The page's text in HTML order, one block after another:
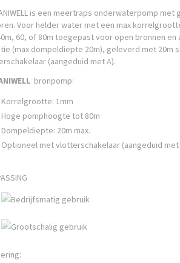
is een meertraps onderwaterpomp
Voor helder water met een max
60, of 80m toegepast voor open bronnen
(max dompeldiepte 20m), geleverd met 20m
(aangeduid met A).
bronpomp:
Korrelgrootte: 1mm
Hoge pomphoogte tot 80m
Dompeldiepte: 20m max.
Optioneel met vlotterschakelaar (aangeduid met